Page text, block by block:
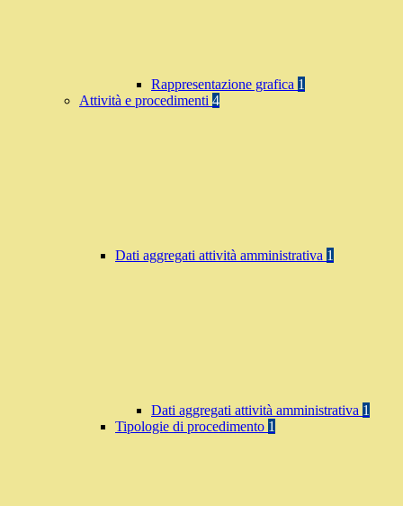
Rappresentazione grafica 1
Attività e procedimenti 4
Dati aggregati attività amministrativa 1
Dati aggregati attività amministrativa 1
Tipologie di procedimento 1